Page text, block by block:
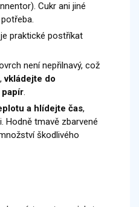
Cukr ani jiné
praktické postříkat
není nepřilnavý, což
vkládejte do
papír.
a hlídejte čas,
Hodně tmavě zbarvené
škodlivého